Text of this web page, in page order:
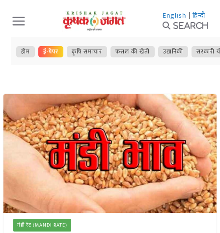
Skip
to
content
English | हिन्दी
Search
होम ई-पेपर कृषि समाचार फसल की खेती उद्यानिकी सरकारी
मंडी रेट (MANDI RATE)